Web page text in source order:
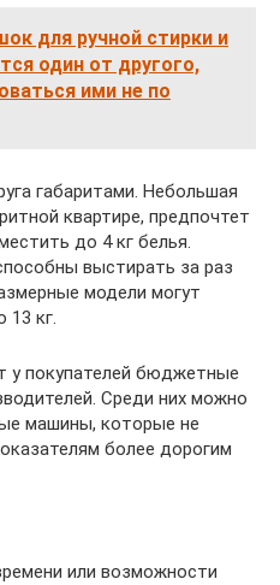
для ручной стирки и
один от другого,
ими не по
габаритами. Небольшая
квартире, предпочтет
до 4 кг белья.
выстирать за раз
модели могут
13 кг.
у покупателей бюджетные
Среди них можно
машины, которые не
более дорогим
или возможности